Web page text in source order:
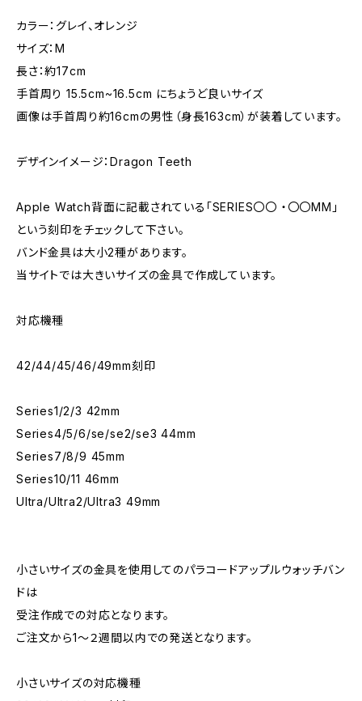
カラー：グレイ、オレンジ
サイズ：M
長さ：約17cm
手首周り 15.5cm~16.5cm にちょうど良いサイズ
画像は手首周り約16cmの男性（身長163cm）が装着しています。
デザインイメージ：Dragon Teeth
Apple Watch背面に記載されている「SERIES〇〇 ・〇〇MM」
という刻印をチェックして下さい。
バンド金具は大小2種があります。
当サイトでは大きいサイズの金具で作成しています。
対応機種
42/44/45/46/49mm刻印
Series1/2/3 42mm
Series4/5/6/se/se2/se3 44mm
Series7/8/9 45mm
Series10/11 46mm
Ultra/Ultra2/Ultra3 49mm
小さいサイズの金具を使用してのパラコードアップルウォッチバン
ドは
受注作成での対応となります。
ご注文から1〜２週間以内での発送となります。
小さいサイズの対応機種